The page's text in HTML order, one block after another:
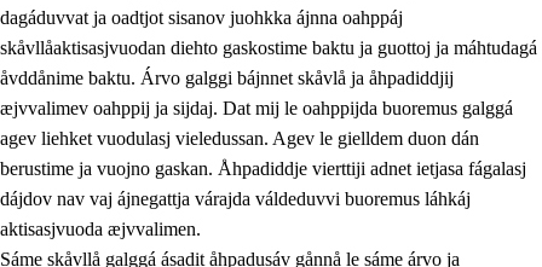
1.3 Lájttális ájádallam ja estetihkalasj diedulasjvuohta
1.4 Dahkamávvo, berustibme ja diehtemvájnogisvuohta
1.5 Vieledus luonnduj ja birásdiedulasjvuohta
1.6 Demokratijja ja oassálasstem
dagáduvvat ja oadtjot sisanov juohkka ájnna oahppáj
skåvllåaktisasjvuodan diehto gaskostime baktu ja guottoj ja máhtudagá
åvddånime baktu. Árvo galggi bájnnet skåvlå ja åhpadiddjij
æjvvalimev oahppij ja sijdaj. Dat mij le oahppijda buoremus galggá
agev liehket vuodulasj vieledussan. Agev le gielldem duon dán
berustime ja vuojno gaskan. Åhpadiddje vierttiji adnet ietjasa fágalasj
dájdov nav vaj ájnegattja várajda váldeduvvi buoremus láhkáj
aktisasjvuoda æjvvalimen.
Sáme skåvllå galggá ásadit åhpadusáv gånnå le sáme árvo ja